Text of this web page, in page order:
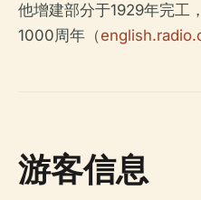
他增建部分于1929年完工
1000周年（
游客信息